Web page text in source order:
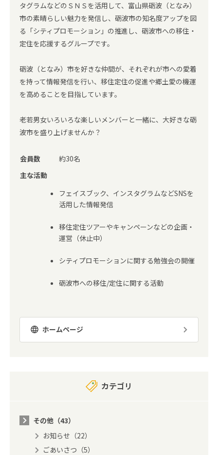
タグラムなどのＳＮＳを活用して、富山県砺波（となみ）
市の素晴らしい魅力を発信し、砺波市の知名度アップを図
る「シティプロモーション」の推進し、砺波市への移住・
定住を応援するグループです。
砺波（となみ）市を好きな仲間が、それぞれが市への愛着
を持って情報発信を行い、移住定住の促進や郷土愛の機運
を高めることを目指しています。
老若男女いろいろな楽しいメンバーと一緒に、大好きな砺
波市を盛り上げませんか？
会員数
約30名
主な活動
フェイスブック、インスタグラムなどSNSを
活用した情報発信
移住定住ツアーやキャンペーンなどの企画・
運営（休止中）
シティプロモーションに関する勉強会の開催
砺波市への移住/定住に関する活動
ホームページ
カテゴリ
その他（43）
お知らせ（22）
ごあいさつ（5）